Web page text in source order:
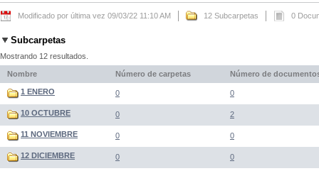
Modificado por última vez 09/03/22 11:10 AM 12 Subcarpetas 0
Subcarpetas
Mostrando 12 resultados.
Nombre Número de carpetas Número de
1 ENERO 0 0
10 OCTUBRE 0 2
11 NOVIEMBRE 0 0
12 DICIEMBRE 0 0